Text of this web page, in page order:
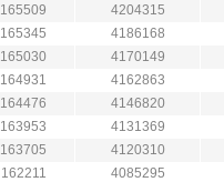
165509
4204315
165345
4186168
165030
4170149
164931
4162863
164476
4146820
163953
4131369
163705
4120310
162211
4085295